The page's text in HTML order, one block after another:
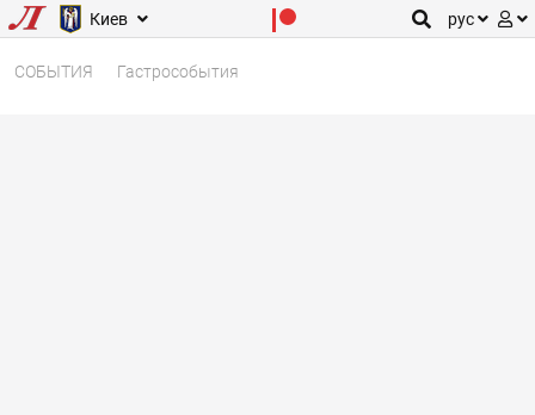
Киев рус
СОБЫТИЯ Гастрособытия